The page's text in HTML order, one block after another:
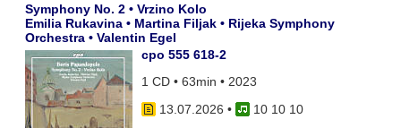
Symphony No. 2 • Vrzino Kolo
Emilia Rukavina • Martina Filjak • Rijeka Symphony
Orchestra • Valentin Egel
cpo 555 618-2
1 CD • 63min • 2023
13.07.2026 •
10 10 10